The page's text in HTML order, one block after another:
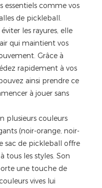
essentiels comme vos
de pickleball.
les rayures, elle
qui maintient vos
Grâce à
rapidement à vos
ainsi prendre ce
à jouer sans
plusieurs couleurs
(noir-orange, noir-
sac de pickleball offre
tous les styles. Son
une touche de
vives lui